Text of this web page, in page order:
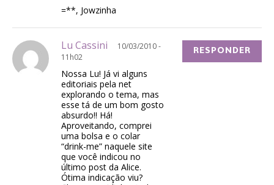
=**, Jowzinha
Lu Cassini
10/03/2010 -
11h02
Nossa Lu! Já vi alguns
editoriais pela net
explorando o tema, mas
esse tá de um bom gosto
absurdo!! Há!
Aproveitando, comprei
uma bolsa e o colar
“drink-me” naquele site
que você indicou no
último post da Alice.
Ótima indicação viu?
RESPONDER